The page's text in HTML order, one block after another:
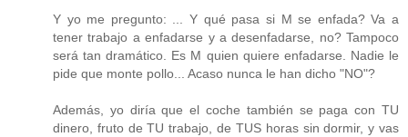
Y yo me pregunto: ... Y qué pasa si M se enfada? Va a
tener trabajo a enfadarse y a desenfadarse, no? Tampoco
será tan dramático. Es M quien quiere enfadarse. Nadie le
pide que monte pollo... Acaso nunca le han dicho "NO"?
Además, yo diría que el coche también se paga con TU
dinero, fruto de TU trabajo, de TUS horas sin dormir, y vas